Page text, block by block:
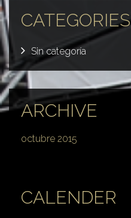
CATEGORIES
Sin categoría
ARCHIVE
octubre 2015
CALENDER